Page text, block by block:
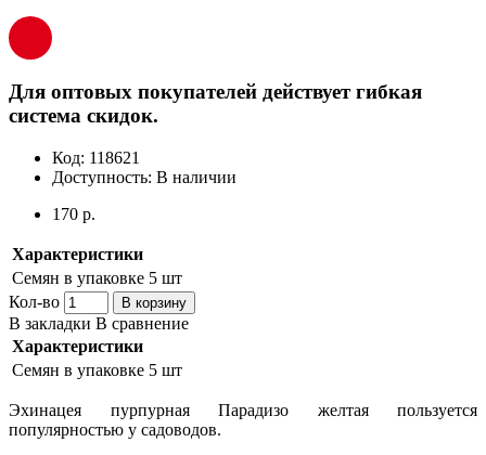
Для оптовых покупателей действует гибкая
система скидок.
Код: 118621
Доступность: В наличии
170 р.
Характеристики
Семян в упаковке 5 шт
Кол-во
В корзину
В закладки В сравнение
Характеристики
Семян в упаковке 5 шт
Эхинацея пурпурная Парадизо желтая пользуется
популярностью у садоводов.